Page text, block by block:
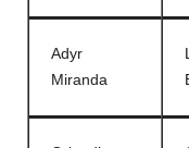
Adyr
Miranda